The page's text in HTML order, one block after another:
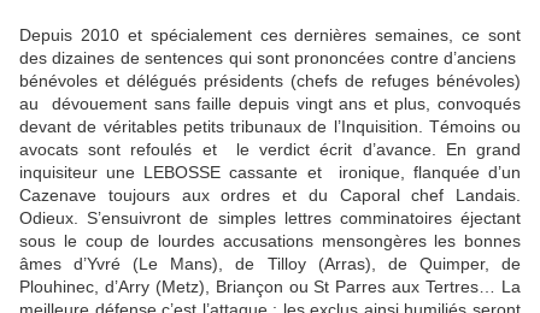
Depuis 2010 et spécialement ces dernières semaines, ce sont
des dizaines de sentences qui sont prononcées contre d’anciens
bénévoles et délégués présidents (chefs de refuges bénévoles)
au
dévouement sans faille depuis vingt ans et plus, convoqués
devant de véritables petits tribunaux de l’Inquisition. Témoins ou
avocats sont refoulés et
le verdict écrit d’avance. En grand
inquisiteur une LEBOSSE cassante et
ironique, flanquée d’un
Cazenave toujours aux ordres et du Caporal chef Landais.
Odieux. S’ensuivront de simples lettres comminatoires éjectant
sous le coup de lourdes accusations mensongères les bonnes
âmes d’Yvré (Le Mans), de Tilloy (Arras), de Quimper, de
Plouhinec, d’Arry (Metz), Briançon ou St Parres aux Tertres… La